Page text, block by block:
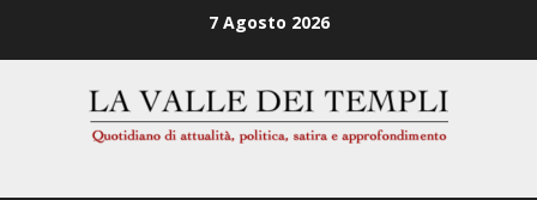
7 Agosto 2026